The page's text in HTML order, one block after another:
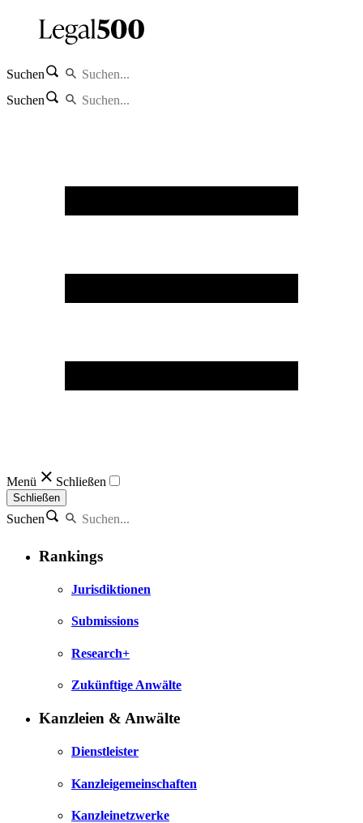
Suchen
Suchen
Menü Schließen
Schließen
Suchen
Rankings
Jurisdiktionen
Submissions
Research+
Zukünftige Anwälte
Kanzleien & Anwälte
Dienstleister
Kanzleigemeinschaften
Kanzleinetzwerke